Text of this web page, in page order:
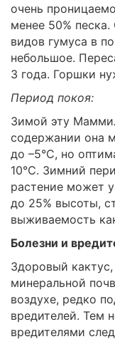
очень
менее 50%
видов гумуса в
небольшое.
3 года. Горшки
Период покоя:
Зимой эту
содержании она
до –5°C, но
10°C. Зимний
растение может
до 25% высоты,
выживаемость
Болезни и
Здоровый
минеральной
воздухе, редко
вредителей. Тем
вредителями